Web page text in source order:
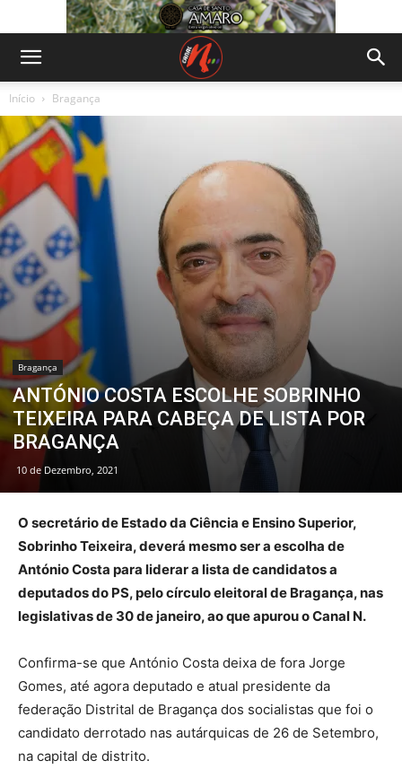
Início Bragança
Bragança
ANTÓNIO COSTA ESCOLHE SOBRINHO
TEIXEIRA PARA CABEÇA DE LISTA POR
BRAGANÇA
10 de Dezembro, 2021
O secretário de Estado da Ciência e Ensino Superior,
Sobrinho Teixeira, deverá mesmo ser a escolha de
António Costa para liderar a lista de candidatos a
deputados do PS, pelo círculo eleitoral de Bragança, nas
legislativas de 30 de janeiro, ao que apurou o Canal N.
Confirma-se que António Costa deixa de fora Jorge
Gomes, até agora deputado e atual presidente da
federação Distrital de Bragança dos socialistas que foi o
candidato derrotado nas autárquicas de 26 de Setembro,
na capital de distrito.